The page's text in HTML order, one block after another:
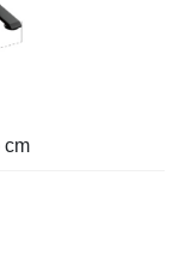
cm